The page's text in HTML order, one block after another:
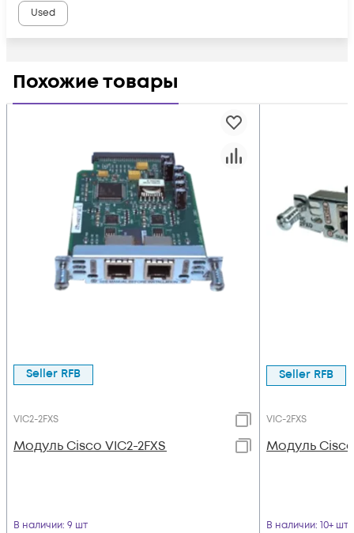
Used
Похожие товары
Seller RFB
VIC2-2FXS
Модуль Cisco VIC2-2FXS
В наличии: 9 шт
Seller RFB
VIC-2FXS
Модуль Cisco
В наличии: 10+ шт